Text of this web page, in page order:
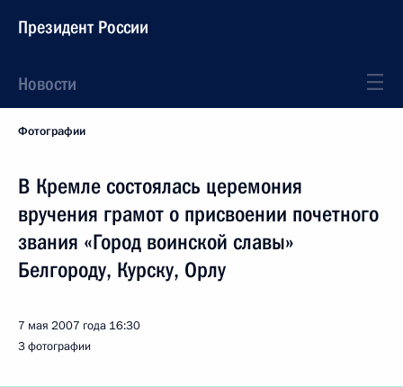
Президент России
Новости
Фотографии
В Кремле состоялась церемония
вручения грамот о присвоении почетного
звания «Город воинской славы»
Белгороду, Курску, Орлу
7 мая 2007 года 16:30
3 фотографии